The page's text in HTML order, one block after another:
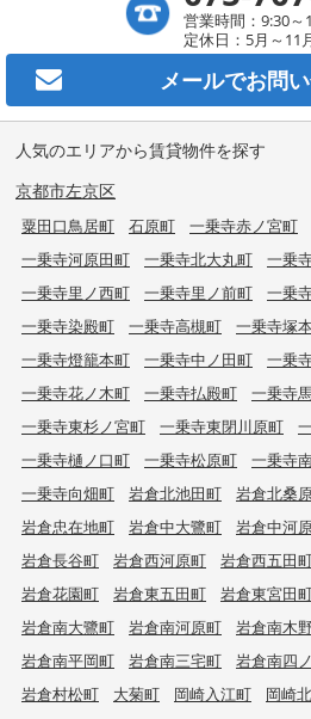
営業時間：9:30～
定休日：5月～11
メールでお問
人気のエリアから賃貸物件を探す
京都市左京区
粟田口鳥居町 石原町 一乗寺赤ノ宮町
一乗寺河原田町
一乗寺北大丸町 一乗
一乗寺里ノ西町
一乗寺里ノ前町 一乗
一乗寺染殿町
一乗寺高槻町 一乗寺塚
一乗寺燈籠本町
一乗寺中ノ田町 一乗
一乗寺花ノ木町
一乗寺払殿町 一乗寺
一乗寺東杉ノ宮町
一乗寺東閉川原町
一乗寺樋ノ口町
一乗寺松原町 一乗寺
一乗寺向畑町
岩倉北池田町 岩倉北桑
岩倉忠在地町
岩倉中大鷺町 岩倉中河
岩倉長谷町
岩倉西河原町 岩倉西五田
岩倉花園町
岩倉東五田町 岩倉東宮田
岩倉南大鷺町
岩倉南河原町 岩倉南木
岩倉南平岡町
岩倉南三宅町 岩倉南四
岩倉村松町
大菊町 岡崎入江町 岡崎